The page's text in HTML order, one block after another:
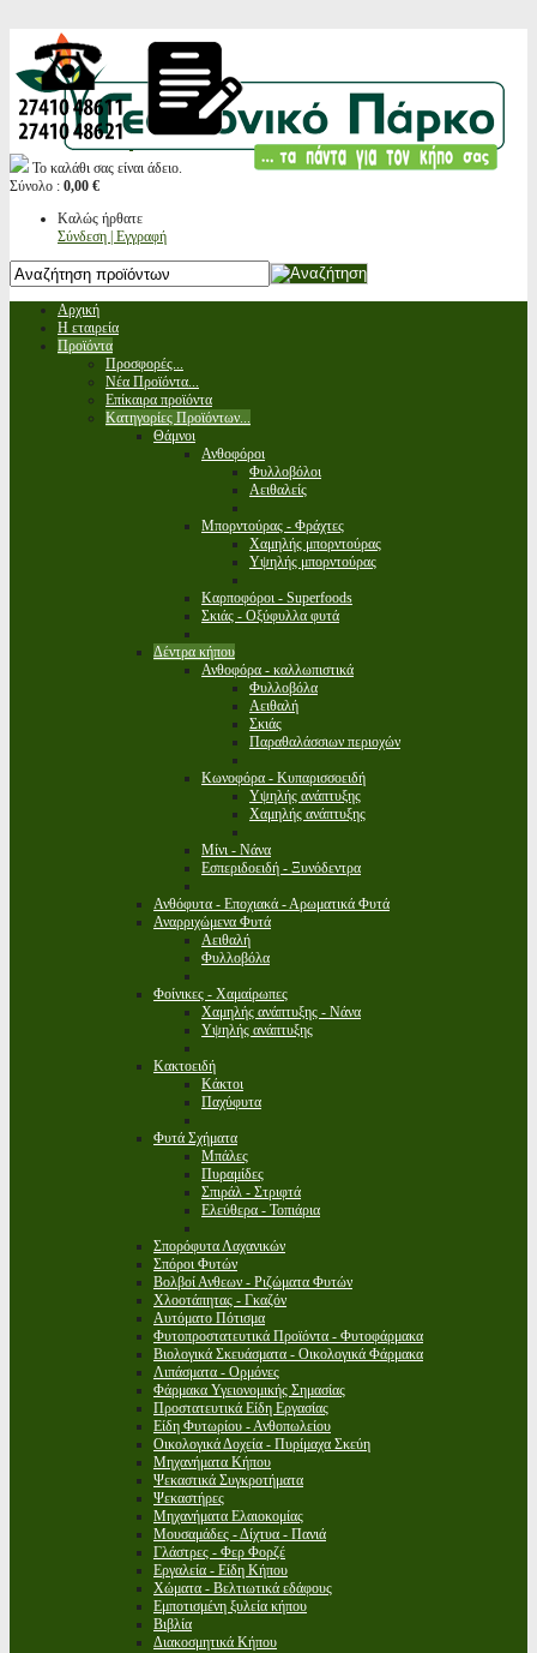
Το καλάθι σας είναι άδειο.
Σύνολο : 0,00 €
Καλώς ήρθατε
Σύνδεση | Εγγραφή
Αρχική
Η εταιρεία
Προϊόντα
Προσφορές...
Νέα Προϊόντα...
Επίκαιρα προϊόντα
Κατηγορίες Προϊόντων...
Θάμνοι
Ανθοφόροι
Φυλλοβόλοι
Αειθαλείς
Μπορντούρας - Φράχτες
Χαμηλής μπορντούρας
Υψηλής μπορντούρας
Καρποφόροι - Superfoods
Σκιάς - Οξύφυλλα φυτά
Δέντρα κήπου
Ανθοφόρα - καλλωπιστικά
Φυλλοβόλα
Αειθαλή
Σκιάς
Παραθαλάσσιων περιοχών
Κωνοφόρα - Κυπαρισσοειδή
Υψηλής ανάπτυξης
Χαμηλής ανάπτυξης
Μίνι - Νάνα
Εσπεριδοειδή - Ξυνόδεντρα
Ανθόφυτα - Εποχιακά - Αρωματικά Φυτά
Αναρριχώμενα Φυτά
Αειθαλή
Φυλλοβόλα
Φοίνικες - Χαμαίρωπες
Χαμηλής ανάπτυξης - Νάνα
Υψηλής ανάπτυξης
Κακτοειδή
Κάκτοι
Παχύφυτα
Φυτά Σχήματα
Μπάλες
Πυραμίδες
Σπιράλ - Στριφτά
Ελεύθερα - Τοπιάρια
Σπορόφυτα Λαχανικών
Σπόροι Φυτών
Βολβοί Ανθεων - Ριζώματα Φυτών
Χλοοτάπητας - Γκαζόν
Αυτόματο Πότισμα
Φυτοπροστατευτικά Προϊόντα - Φυτοφάρμακα
Βιολογικά Σκευάσματα - Οικολογικά Φάρμακα
Λιπάσματα - Ορμόνες
Φάρμακα Υγειονομικής Σημασίας
Προστατευτικά Είδη Εργασίας
Είδη Φυτωρίου - Ανθοπωλείου
Οικολογικά Δοχεία - Πυρίμαχα Σκεύη
Μηχανήματα Κήπου
Ψεκαστικά Συγκροτήματα
Ψεκαστήρες
Μηχανήματα Ελαιοκομίας
Μουσαμάδες - Δίχτυα - Πανιά
Γλάστρες - Φερ Φορζέ
Εργαλεία - Είδη Κήπου
Χώματα - Βελτιωτικά εδάφους
Εμποτισμένη ξυλεία κήπου
Βιβλία
Διακοσμητικά Κήπου